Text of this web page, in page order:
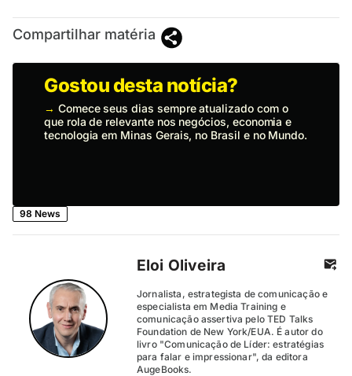
Compartilhar matéria
Gostou desta notícia?
→ Comece seus dias sempre atualizado com o
que rola de relevante nos negócios, economia e
tecnologia em Minas Gerais, no Brasil e no Mundo.
98 News
Eloi Oliveira
Jornalista, estrategista de comunicação e
especialista em Media Training e
comunicação assertiva pelo TED Talks
Foundation de New York/EUA. É autor do
livro "Comunicação de Líder: estratégias
para falar e impressionar", da editora
AugeBooks.